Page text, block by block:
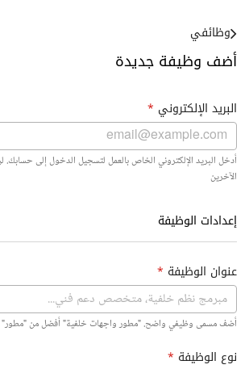
أضف وظيفة جديدة
وظائفي
البريد الإلكتروني *
أدخل البريد الإلكتروني الخاص بالعمل لتسجيل الدخول إلى حسابك.
الآخرين
إعدادات الوظيفة
عنوان الوظيفة *
أضف مسمى وظيفي واضح. "مطور واجهات خلفية" أفضل من
نوع الوظيفة *